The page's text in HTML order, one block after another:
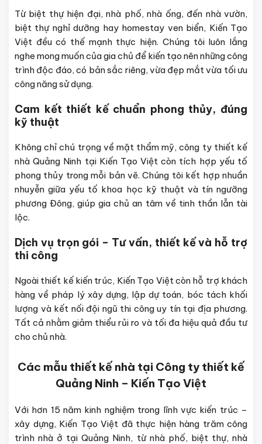
Từ biệt thự hiện đại, nhà phố, nhà ống, đến nhà vườn,
biệt thự nghỉ dưỡng hay homestay ven biển, Kiến Tạo
Việt đều có thế mạnh thực hiện. Chúng tôi luôn lắng
nghe mong muốn của gia chủ để kiến tạo nên những công
trình độc đáo, có bản sắc riêng, vừa đẹp mắt vừa tối ưu
công năng sử dụng.
Cam kết thiết kế chuẩn phong thủy, đúng
kỹ thuật
Không chỉ chú trọng về mặt thẩm mỹ, công ty thiết kế
nhà Quảng Ninh tại Kiến Tạo Việt còn tích hợp yếu tố
phong thủy trong mỗi bản vẽ. Chúng tôi kết hợp nhuần
nhuyễn giữa yếu tố khoa học kỹ thuật và tín ngưỡng
phương Đông, giúp gia chủ an tâm về tinh thần lẫn tài
lộc.
Dịch vụ trọn gói – Tư vấn, thiết kế và hỗ trợ
thi công
Ngoài thiết kế kiến trúc, Kiến Tạo Việt còn hỗ trợ khách
hàng về pháp lý xây dựng, lập dự toán, bóc tách khối
lượng và kết nối đội ngũ thi công uy tín tại địa phương.
Tất cả nhằm giảm thiểu rủi ro và tối đa hiệu quả đầu tư
cho chủ nhà.
Các mẫu thiết kế nhà tại Công ty thiết kế
Quảng Ninh – Kiến Tạo Việt
Với hơn 15 năm kinh nghiệm trong lĩnh vực kiến trúc –
xây dựng, Kiến Tạo Việt đã thực hiện hàng trăm công
trình nhà ở tại Quảng Ninh, từ nhà phố, biệt thự, nhà